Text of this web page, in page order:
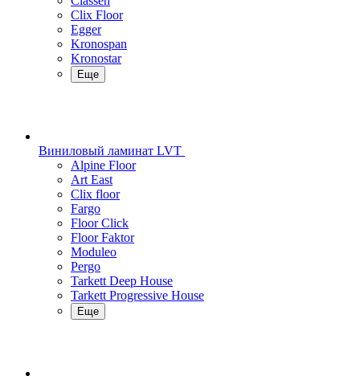
Clix Floor
Egger
Kronospan
Kronostar
Еще
Виниловый ламинат LVT
Alpine Floor
Art East
Clix floor
Fargo
Floor Click
Floor Faktor
Moduleo
Pergo
Tarkett Deep House
Tarkett Progressive House
Еще